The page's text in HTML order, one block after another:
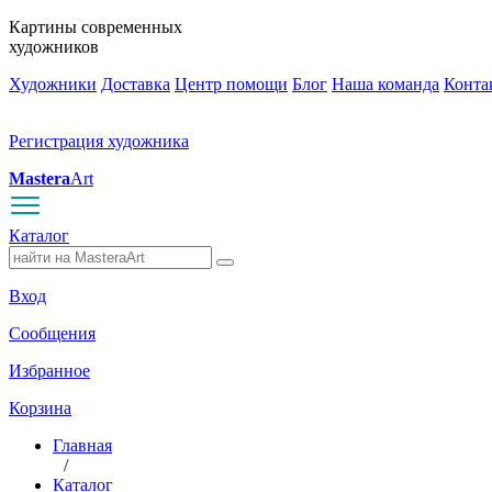
Картины современных
художников
Художники Доставка Центр помощи Блог Наша команда
Регистрация художника
MasteraArt
Каталог
Вход
Сообщения
Избранное
Корзина
Главная
/
Каталог